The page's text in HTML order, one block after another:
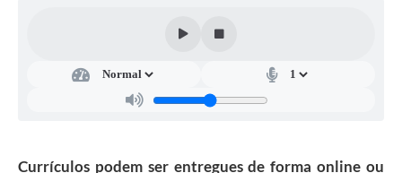
CENTRAL DE ATENDIMENTO
Cultura
Currículos podem ser entregues de forma online ou